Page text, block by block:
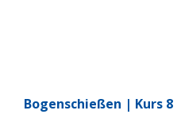
Bogen­schie­ßen | Kurs 8